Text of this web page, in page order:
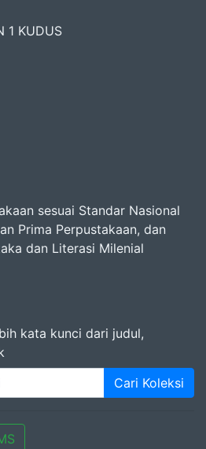
1 KUDUS
sesuai Standar Nasional
Prima Perpustakaan, dan
dan Literasi Milenial
kata kunci dari judul,
Cari Koleksi